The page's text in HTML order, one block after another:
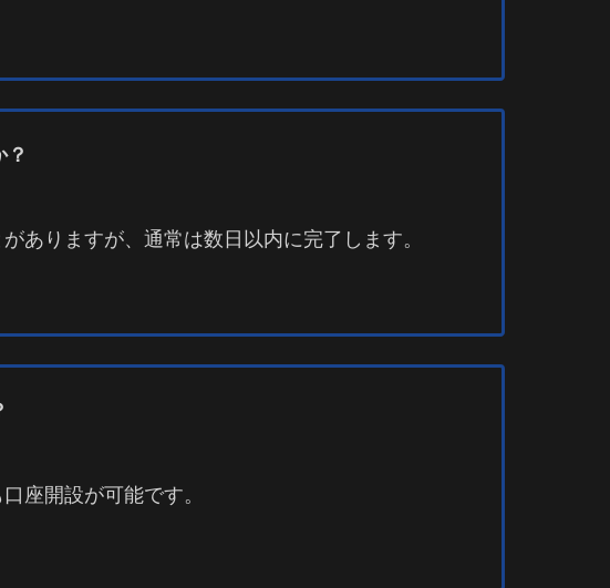
？
ありますが、通常は数日以内に完了します。
座開設が可能です。